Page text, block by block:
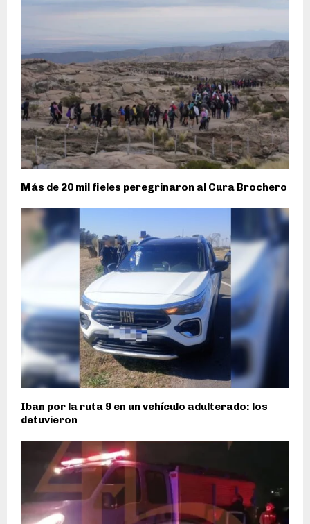
Más de 20 mil fieles peregrinaron al Cura Brochero
Iban por la ruta 9 en un vehículo adulterado: los
detuvieron